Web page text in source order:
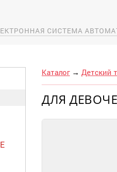
СИСТЕМА
Каталог → Детский
ДЛЯ